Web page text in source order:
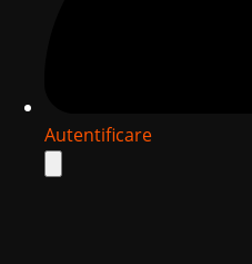
Autentificare